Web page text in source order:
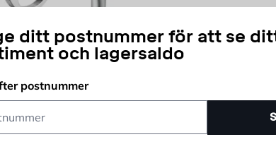
ditt postnummer för att se
och lagersaldo
postnummer
Delbetala ditt